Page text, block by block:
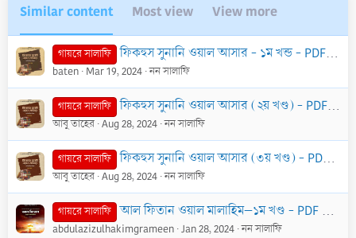
Similar content Most view View more
গায়রে সালাফি ফিকহুস সুনানি ওয়াল আসার - ১ম খন্ড - PDF ড.
baten Mar 19, 2024 নন সালাফি
গায়রে সালাফি ফিকহুস সুনানি ওয়াল আসার (২য় খণ্ড) - PDF
আবু তাহের Aug 28, 2024 নন সালাফি
গায়রে সালাফি ফিকহুস সুনানি ওয়াল আসার (৩য় খণ্ড) - PDF
আবু তাহের Aug 28, 2024 নন সালাফি
গায়রে সালাফি আল ফিতান ওয়াল মালাহিম–১ম খণ্ড - PDF
abdulazizulhakimgrameen Jan 28, 2024 নন সালাফি